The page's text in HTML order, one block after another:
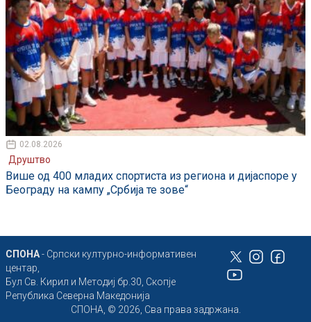
02.08.2026
Друштво
Више од 400 младих спортиста из региона и дијаспоре у
Београду на кампу „Србија те зове“
СПОНА- Српски културно-информативен
центар,
Бул Св. Кирил и Методиј бр.30, Скопје
Република Северна Македонија
СПОНА, © 2026, Сва права задржана.